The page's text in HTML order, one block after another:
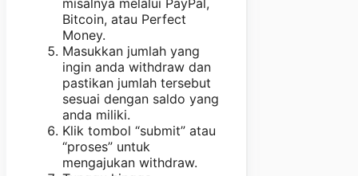
Bitcoin, atau Perfect
Money.
Masukkan jumlah yang
ingin anda withdraw dan
pastikan jumlah tersebut
sesuai dengan saldo yang
anda miliki.
Klik tombol “submit” atau
“proses” untuk
mengajukan withdraw.